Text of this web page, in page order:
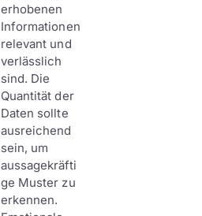
erhobenen
Informationen
relevant und
verlässlich
sind. Die
Quantität der
Daten sollte
ausreichend
sein, um
aussagekräfti
ge Muster zu
erkennen.